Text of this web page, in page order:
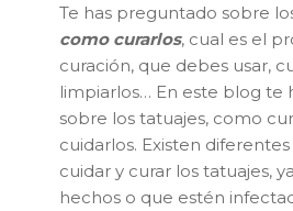
Te has preguntado sobre
como curarlos, cual es el
curación, que debes usar,
limpiarlos… En este blog te
sobre los tatuajes, como
cuidarlos. Existen
cuidar y curar los tatuajes,
hechos o que estén